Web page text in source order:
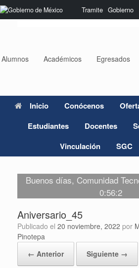
Nota:
este
sistema
Tramite Gobierno
Saltar
al
Alumnos Académicos Egresados
Inicio Conócenos
Estudiantes
Docentes
Vinculación
SGC
Buenos días, Comunidad
0:56:2
Aniversario_45
Publicado el 20 noviembre, 2022 por
Pinotepa
← Anterior
Siguiente →